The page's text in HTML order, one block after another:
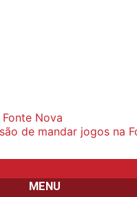
Nova
de mandar jogos na
MENU